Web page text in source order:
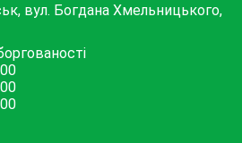
вул. Богдана Хмельницького,